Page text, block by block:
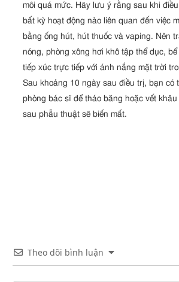
môi quá mức. Hãy lưu ý rằng sau khi
bất kỳ hoạt động nào liên quan đến việc
bằng ống hút, hút thuốc và vaping. Nên
nóng, phòng xông hơi khô tập thể dục,
tiếp xúc trực tiếp với ánh nắng mặt trời
Sau khoảng 10 ngày sau điều trị, bạn có
phòng bác sĩ để tháo băng hoặc vết
sau phẫu thuật sẽ biến mất.
Theo dõi bình luận